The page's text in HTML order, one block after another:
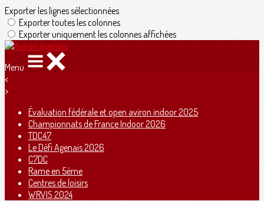
Exporter les lignes sélectionnées
Exporter toutes les colonnes
Exporter uniquement les colonnes affichées
Menu
<
>
Évaluation fédérale et open aviron indoor 2025
Championnats de France Indoor 2026
TDC47
Le Défi Agenais 2026
C7DC
Rame en 5ème
Centres de loisirs
WRVIS 2024